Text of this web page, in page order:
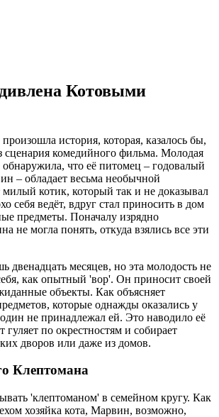
Котовыми
история, которая, казалось бы,
сценария комедийного фильма. Молодая
что её питомец – годовалый
– обладает весьма необычной
котик, который так и не доказывал
себя ведёт, вдруг стал приносить в дом
предметы. Поначалу изрядно
не могла понять, откуда взялись все эти
двенадцать месяцев, но эта молодость не
как опытный 'вор'. Он приносит своей
объекты. Как объясняет
которые однажды оказались у
не принадлежал ей. Это наводило её
гуляет по окрестностям и собирает
дворов или даже из домов.
Клептомана
'клептоманом' в семейном кругу. Как
хозяйка кота, Марвин, возможно,